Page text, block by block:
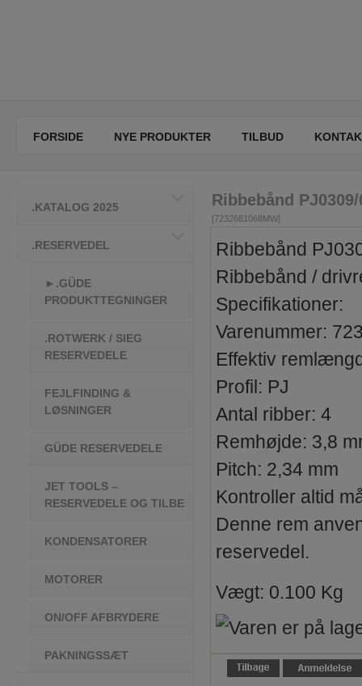
FORSIDE NYE PRODUKTER TILBUD
Ribbebånd PJ0309/
[7232681068MW]
Ribbebånd
Ribbebånd /
Specifikationer:
Varenummer:
Effektiv
Profil: PJ
Antal ribber: 4
Remhøjde: 3,8
Pitch: 2,34 mm
Kontroller altid
Denne rem
reservedel.
Vægt: 0.100 Kg
.KATALOG 2025
.RESERVEDEL
►.GÜDE
PRODUKTTEGNINGER
.ROTWERK / SIEG
RESERVEDELE
FEJLFINDING &
LØSNINGER
GÜDE RESERVEDELE
JET TOOLS –
RESERVEDELE OG TILBE
KONDENSATORER
MOTORER
ON/OFF AFBRYDERE
PAKNINGSSÆT